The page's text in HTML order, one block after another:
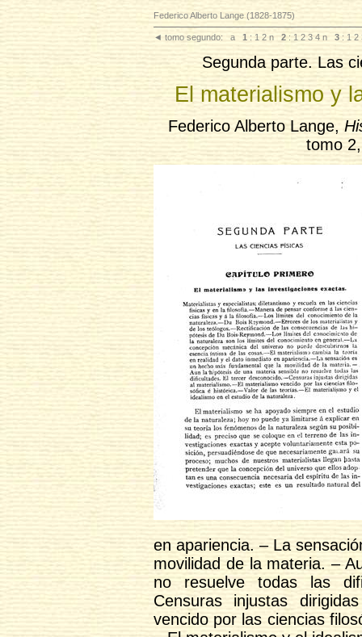
Federico Alberto Lange (1828-1875)
◄ tomo segundo: a 1 : 1 2 n 2 : 1 2 3 4 n 3 : 1 2
Segunda parte. Las
El materialismo y
Federico Alberto Lange,
tomo
en apariencia. – La
movilidad de la materia. –
no resuelve todas las
Censuras injustas
vencido por las ciencias